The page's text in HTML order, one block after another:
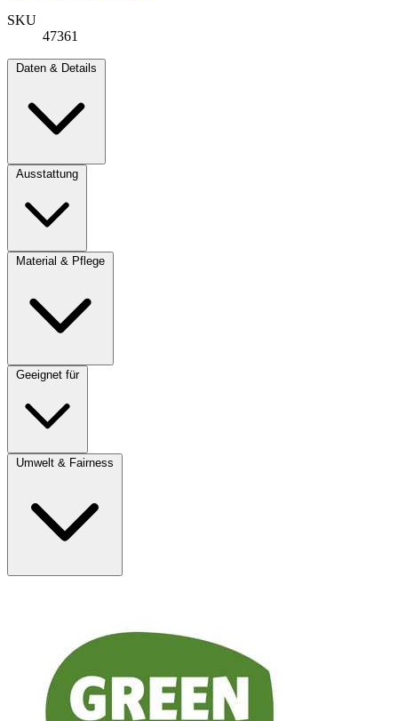
SKU
47361
Daten & Details
Ausstattung
Material & Pflege
Geeignet für
Umwelt & Fairness